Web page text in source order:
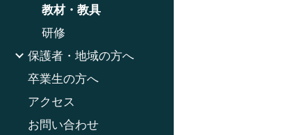
教材・教具
研修
保護者・地域の方へ
卒業生の方へ
アクセス
お問い合わせ